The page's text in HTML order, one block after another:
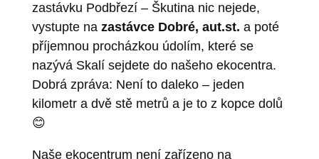
zastávku Podbřezí – Škutina nic nejede,
vystupte na zastávce Dobré, aut.st. a poté
příjemnou procházkou údolím, které se
nazývá Skalí sejdete do našeho ekocentra.
Dobrá zpráva: Není to daleko – jeden
kilometr a dvě stě metrů a je to z kopce dolů
😊
Naše ekocentrum není zařízeno na